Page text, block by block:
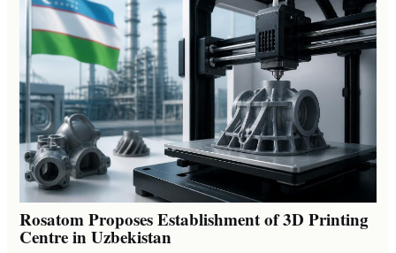
Rosatom Proposes Establishment of 3D Printing
Centre in Uzbekistan